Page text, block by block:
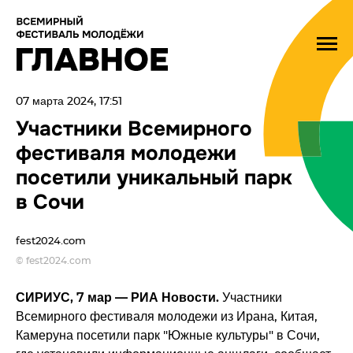
07 марта 2024, 17:51
Участники Всемирного
фестиваля молодежи
посетили уникальный парк
в Сочи
fest2024.com
© fest2024.com
СИРИУС, 7 мар — РИА Новости. Участники
Всемирного фестиваля молодежи из Ирана, Китая,
Камеруна посетили парк "Южные культуры" в Сочи,